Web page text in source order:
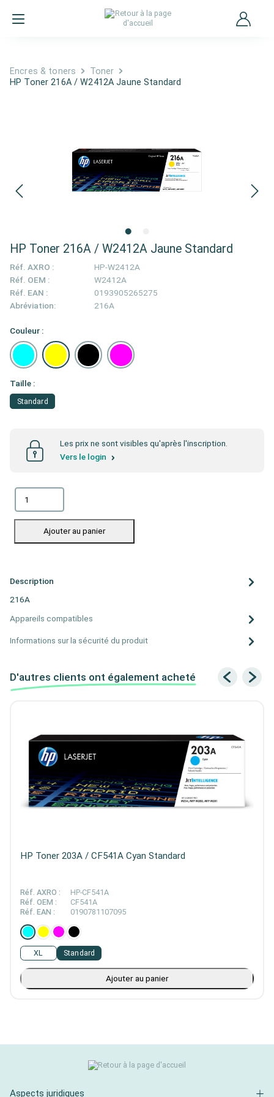
Encres & toners
Toner
HP Toner 216A / W2412A Jaune Standard
HP Toner 216A / W2412A Jaune Standard
Réf. AXRO :
HP-W2412A
Réf. OEM :
W2412A
Réf. EAN :
0193905265275
Abréviation:
216A
Couleur :
Taille :
Standard
Les prix ne sont visibles qu'après l'inscription.
Vers le login
Ajouter au panier
Description
216A
Appareils compatibles
Informations sur la sécurité du produit
D'autres clients ont également acheté
HP Toner 203A / CF541A Cyan Standard
Réf. AXRO :
HP-CF541A
Réf. OEM :
CF541A
Réf. EAN :
0190781107095
Standard
XL
Ajouter au panier
Aspects juridiques